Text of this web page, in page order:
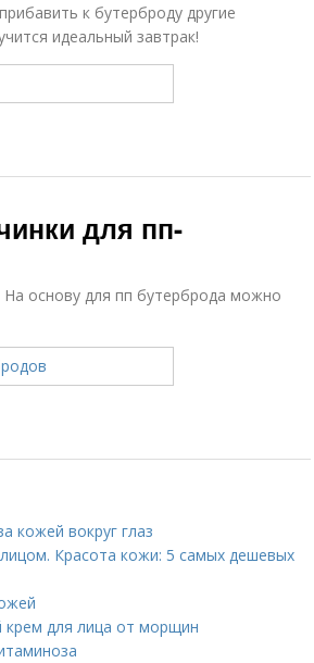
к бутерброду другие
идеальный завтрак!
для пп-
На основу для пп бутерброда можно
кожей вокруг глаз
Красота кожи: 5 самых дешевых
для лица от морщин